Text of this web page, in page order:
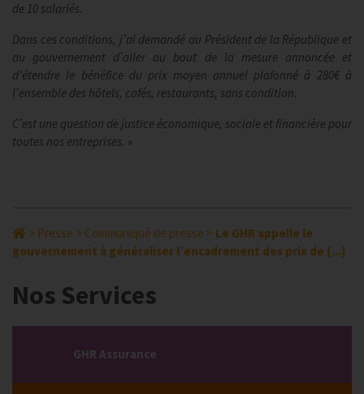
de 10 salariés.
Dans ces conditions, j’ai demandé au Président de la République et
au gouvernement d’aller au bout de la mesure annoncée et
d’étendre le bénéfice du prix moyen annuel plafonné à 280€ à
l’ensemble des hôtels, cafés, restaurants, sans condition.
C’est une question de justice économique, sociale et financière pour
toutes nos entreprises. »
> Presse > Communiqué de presse > Le GHR appelle le
gouvernement à généraliser l’encadrement des prix de (...)
Nos Services
GHR Assurance